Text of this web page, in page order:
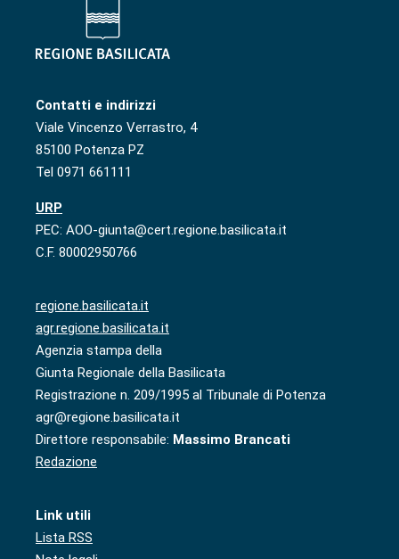
Contatti e indirizzi
Viale Vincenzo Verrastro, 4
85100 Potenza PZ
Tel 0971 661111
URP
PEC: AOO-giunta@cert.regione.basilicata.it
C.F. 80002950766
regione.basilicata.it
agr.regione.basilicata.it
Agenzia stampa della
Giunta Regionale della Basilicata
Registrazione n. 209/1995 al Tribunale di Potenza
agr@regione.basilicata.it
Direttore responsabile: Massimo Brancati
Redazione
Link utili
Lista RSS